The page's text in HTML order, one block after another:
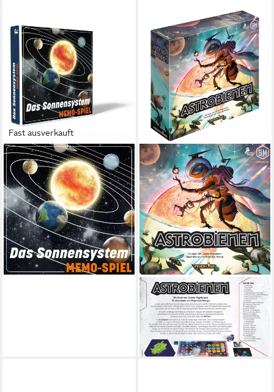
Fast ausverkauft
Spiel Unser Sonnensystem -
Sterne und Planeten - Das
Memo-Spiel
ab 13,31 €
lieferbar - in 4-5 Werktagen bei dir
PEGASUS
Spiel Pegasus Astrobienen,
Brettspiel
83,26 €
lieferbar - in 5-6 Werktagen bei dir